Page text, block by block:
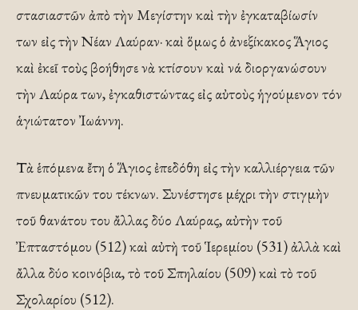
στασιαστῶν ἀπὸ τὴν Μεγίστην καὶ τὴν ἐγκαταβίωσίν
των εἰς τὴν Νέαν Λαύραν· καὶ ὅμως ὁ ἀνεξίκακος Ἅγιος
καὶ ἐκεῖ τοὺς βοήθησε νὰ κτίσουν καὶ νά διοργανώσουν
τὴν Λαύρα των, ἐγκαθιστώντας εἰς αὐτοὺς ἡγούμενον τόν
ἁγιώτατον Ἰωάννη.
Τὰ ἑπόμενα ἔτη ὁ Ἅγιος ἐπεδόθη εἰς τὴν καλλιέργεια τῶν
πνευματικῶν του τέκνων. Συνέστησε μέχρι τὴν στιγμὴν
τοῦ θανάτου του ἄλλας δύο Λαύρας, αὐτὴν τοῦ
Ἐπταστόμου (512) καὶ αὐτὴ τοῦ Ἱερεμίου (531) ἀλλὰ καὶ
ἄλλα δύο κοινόβια, τὸ τοῦ Σπηλαίου (509) καὶ τὸ τοῦ
Σχολαρίου (512).